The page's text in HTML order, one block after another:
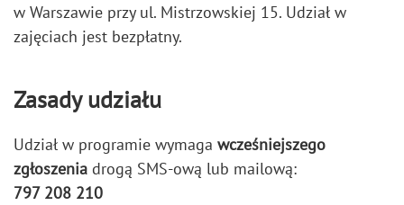
w Warszawie przy ul. Mistrzowskiej 15. Udział w
zajęciach jest bezpłatny.
Zasady udziału
Udział w programie wymaga wcześniejszego
zgłoszenia drogą SMS-ową lub mailową:
797 208 210